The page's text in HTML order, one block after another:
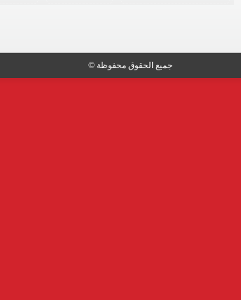
جميع الحقوق محفوظة ©